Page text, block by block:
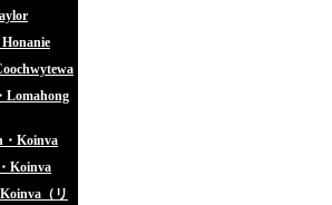
Koinva
Koinva
（リ